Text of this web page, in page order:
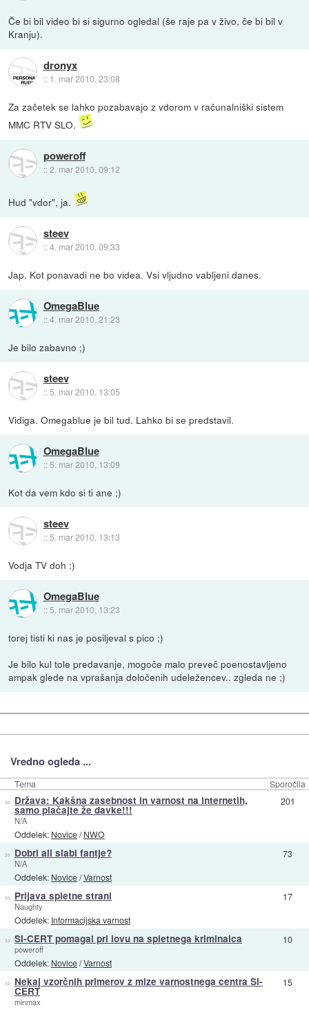
Če bi bil video bi si sigurno ogledal (še raje pa v živo, če bi bil v
Kranju).
dronyx
:: 1. mar 2010, 23:08
Za začetek se lahko pozabavajo z vdorom v računalniški sistem
MMC RTV SLO.
poweroff
::2. mar 2010, 09:12
Hud "vdor", ja.
steev
::4. mar 2010, 09:33
Jap. Kot ponavadi ne bo videa. Vsi vljudno vabljeni danes.
OmegaBlue
::4. mar 2010, 21:23
Je bilo zabavno ;)
steev
::5. mar 2010, 13:05
Vidiga. Omegablue je bil tud. Lahko bi se predstavil.
OmegaBlue
:: 5. mar 2010, 13:09
Kot da vem kdo si ti ane ;)
steev
::5. mar 2010, 13:13
Vodja TV doh :)
OmegaBlue
:: 5. mar 2010, 13:23
torej tisti ki nas je posiljeval s pico ;)
Je bilo kul tole predavanje, mogoče malo preveč poenostavljeno
ampak glede na vprašanja določenih udeležencev.. zgleda ne ;)
Vredno ogleda ...
Tema Sporočila
» Država: Kakšna zasebnost in varnost na internetih,
samo plačajte že davke!!!
N/A
Oddelek: Novice/NWO
201
» Dobri ali slabi fantje?
N/A
Oddelek: Novice/Varnost
73
» Prijava spletne strani
Naughty
Oddelek: Informacijska varnost
17
» SI-CERT pomagal pri lovu na spletnega kriminalca
poweroff
Oddelek: Novice/Varnost
10
» Nekaj vzorčnih primerov z mize varnostnega centra SI-
CERT
minmax
15